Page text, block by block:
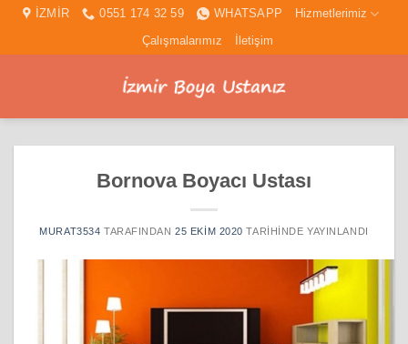
İçeriğeİZMİR 0551 174 32 59 WHATSAPP
Hizmetlerimiz
Çalışmalarımız
İletişim
Bornova Boyacı Ustası
MURAT3534 TARAFINDAN 25 EKIM 2020 TARIHINDE YAYINLANDI